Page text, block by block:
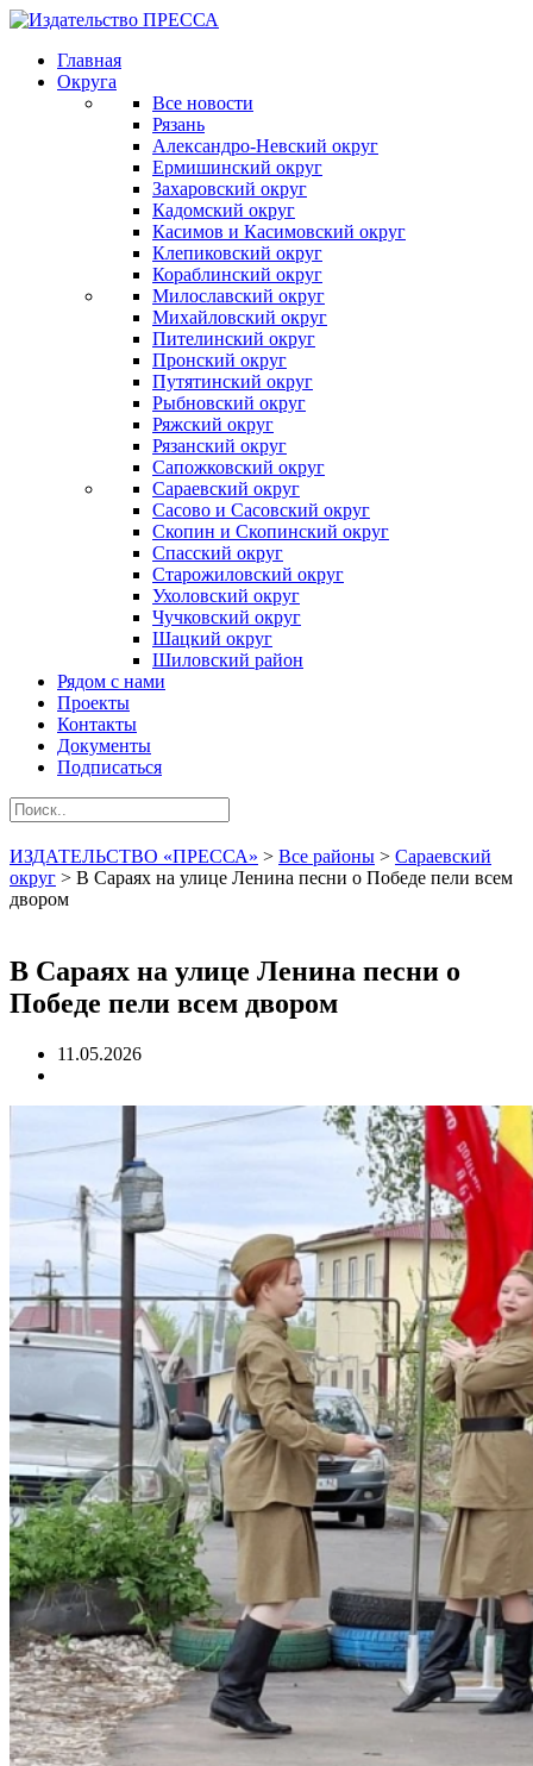
Главная
Округа
Все новости
Рязань
Александро-Невский округ
Ермишинский округ
Захаровский округ
Кадомский округ
Касимов и Касимовский округ
Клепиковский округ
Кораблинский округ
Милославский округ
Михайловский округ
Пителинский округ
Пронский округ
Путятинский округ
Рыбновский округ
Ряжский округ
Рязанский округ
Сапожковский округ
Сараевский округ
Сасово и Сасовский округ
Скопин и Скопинский округ
Спасский округ
Старожиловский округ
Ухоловский округ
Чучковский округ
Шацкий округ
Шиловский район
Рядом с нами
Проекты
Контакты
Документы
Подписаться
ИЗДАТЕЛЬСТВО «ПРЕССА» > Все районы > Сараевский
округ > В Сараях на улице Ленина песни о Победе пели всем
двором
В Сараях на улице Ленина песни о
Победе пели всем двором
11.05.2026